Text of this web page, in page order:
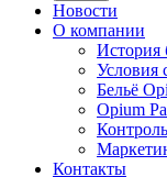
Новости
О компании
История
Условия
Бельё
Opium
Контакты